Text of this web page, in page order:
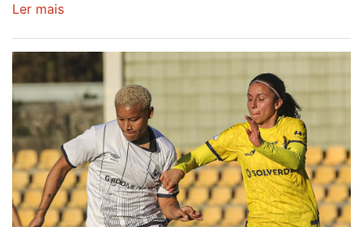
Ler mais
VISITA
À
PROCURA
DA
VITÓRIA